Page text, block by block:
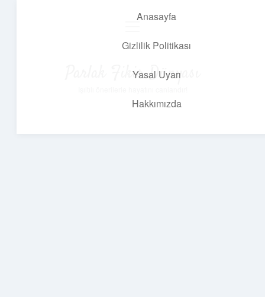
Anasayfa
Gizlilik Politikası
Yasal Uyarı
Hakkımızda
Parlak Fikir Dünyası